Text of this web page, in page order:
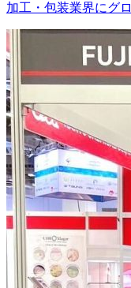
加工・包装業界にグ